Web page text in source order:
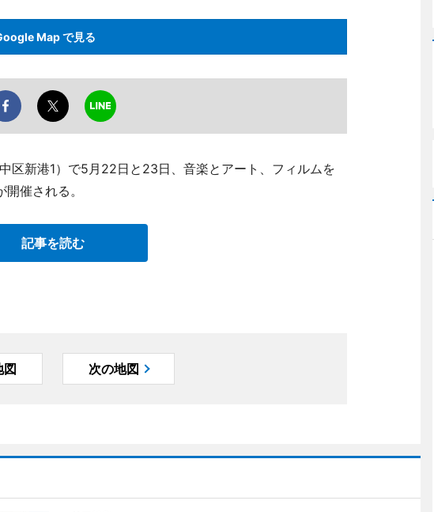
Map で見る
区新港1）で5月22日と23日、音楽とアート、フィルムを
催される。
記事を読む
図 次の地図